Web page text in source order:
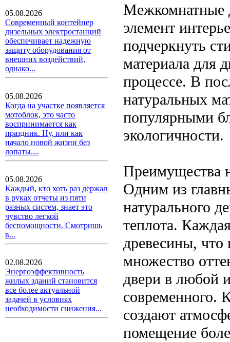
05.08.2026
Современный контейнер
дизельных электростанций
обеспечивает надежную
защиту оборудования от
внешних воздействий,
однако...
05.08.2026
Когда на участке появляется
мотоблок, это часто
воспринимается как
праздник. Ну, или как
начало новой жизни без
лопаты....
05.08.2026
Каждый, кто хоть раз держал
в руках отчеты из пяти
разных систем, знает это
чувство легкой
беспомощности. Смотришь
в...
02.08.2026
Энергоэффективность
жилых зданий становится
все более актуальной
задачей в условиях
необходимости снижения...
Межкомнатные
элемент
подчеркнуть
материала для
процессе. В
натуральных
популярными
экологичности.
Преимущества
Одним из
натурального
теплота.
древесины, что
множество
двери в любой
современного.
создают
помещение